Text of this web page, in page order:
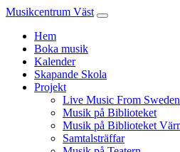
Musikcentrum Väst
Hem
Boka musik
Kalender
Skapande Skola
Projekt
Live Music From Sweden
Musik på Biblioteket
Musik på Biblioteket
Samtalsträffar